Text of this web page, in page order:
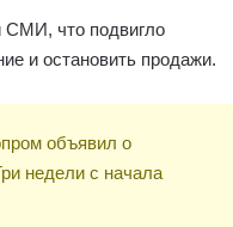
СМИ, что подвигло
и остановить продажи.
объявил о
недели с начала